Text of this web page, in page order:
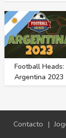
Football Heads:
Argentina 2023
Contacto |